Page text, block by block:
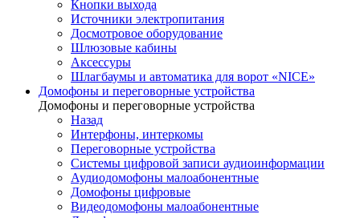
Кнопки выхода
Источники электропитания
Досмотровое оборудование
Шлюзовые кабины
Аксессуры
Шлагбаумы и автоматика для ворот «NICE»
Домофоны и переговорные устройства
Домофоны и переговорные устройства
Назад
Интерфоны, интеркомы
Переговорные устройства
Системы цифровой записи аудиоинформации
Аудиодомофоны малоабонентные
Домофоны цифровые
Видеодомофоны малоабонентные